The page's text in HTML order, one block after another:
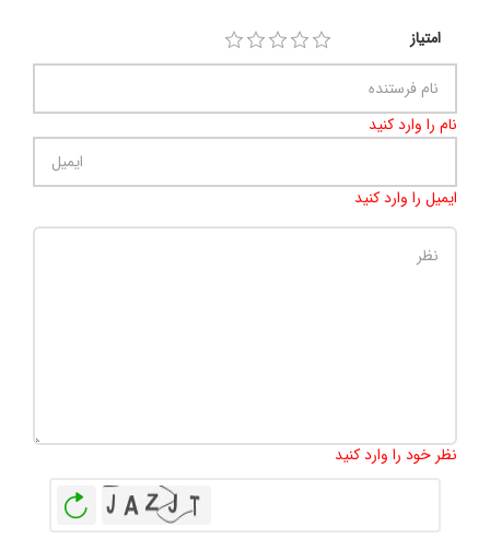
امتیاز
نام را وارد کنید
ایمیل را وارد کنید
نظر خود را وارد کنید